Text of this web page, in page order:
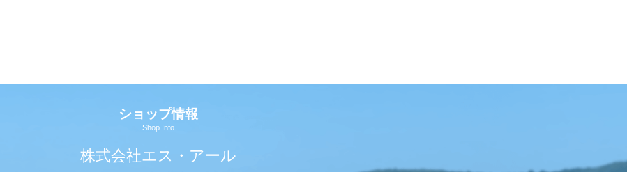
ショップ情報
Shop Info
株式会社エス・アール